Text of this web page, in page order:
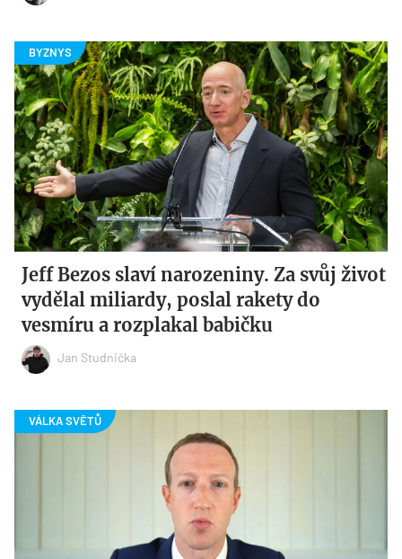
Jeff Bezos slaví narozeniny. Za svůj život
vydělal miliardy, poslal rakety do
vesmíru a rozplakal babičku
Jan Studnička